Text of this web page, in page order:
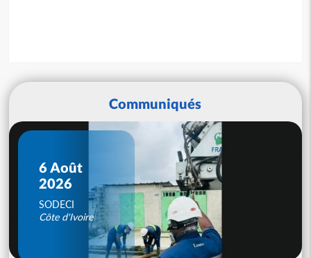
Communiqués
6 Août
2026
SODECI
Côte d'Ivoire